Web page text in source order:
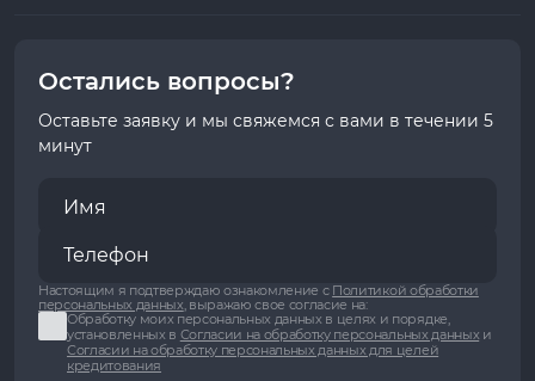
Остались вопросы?
Оставьте заявку и мы свяжемся с вами в течении 5
минут
Настоящим я подтверждаю ознакомление с Политикой обработки
персональных данных, выражаю свое согласие на:
Обработку моих персональных данных в целях и порядке,
установленных в Согласии на обработку персональных данныхи
Согласии на обработку персональных данных для целей
кредитования